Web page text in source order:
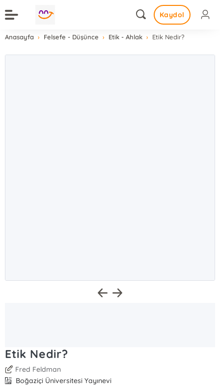
Kaydol
Anasayfa Felsefe - Düşünce Etik - Ahlak Etik Nedir?
Etik Nedir?
Fred Feldman
Boğaziçi Üniversitesi Yayınevi